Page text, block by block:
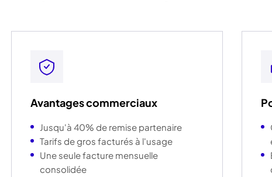
Avantages commerciaux
Jusqu'à 40% de remise partenaire
Tarifs de gros facturés à l'usage
Une seule facture mensuelle
consolidée